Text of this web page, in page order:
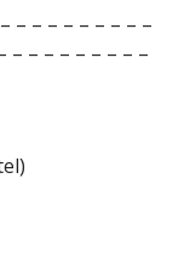
– – – – – – – – –
– – – – – – – – –